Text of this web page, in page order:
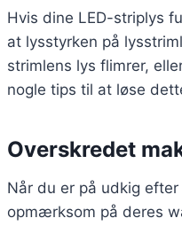
Hvis dine LED-striplys
at lysstyrken på
strimlens lys flimrer,
nogle tips til at løse
Overskredet
Når du er på udkig
opmærksom på deres